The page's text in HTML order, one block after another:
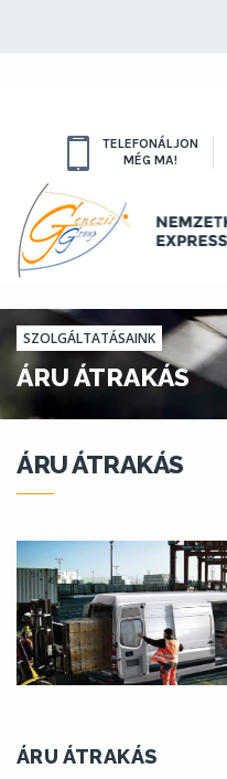
TELEFONÁLJON
MÉG MA!
SZOLGÁLTATÁSAINK
ÁRU ÁTRAKÁS
ÁRU ÁTRAKÁS
ÁRU ÁTRAKÁS